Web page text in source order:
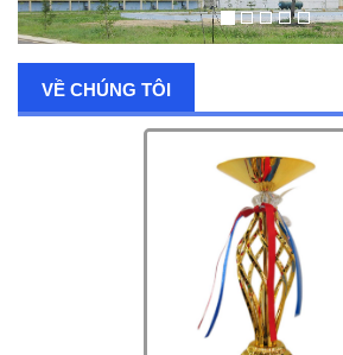
VỀ CHÚNG TÔI